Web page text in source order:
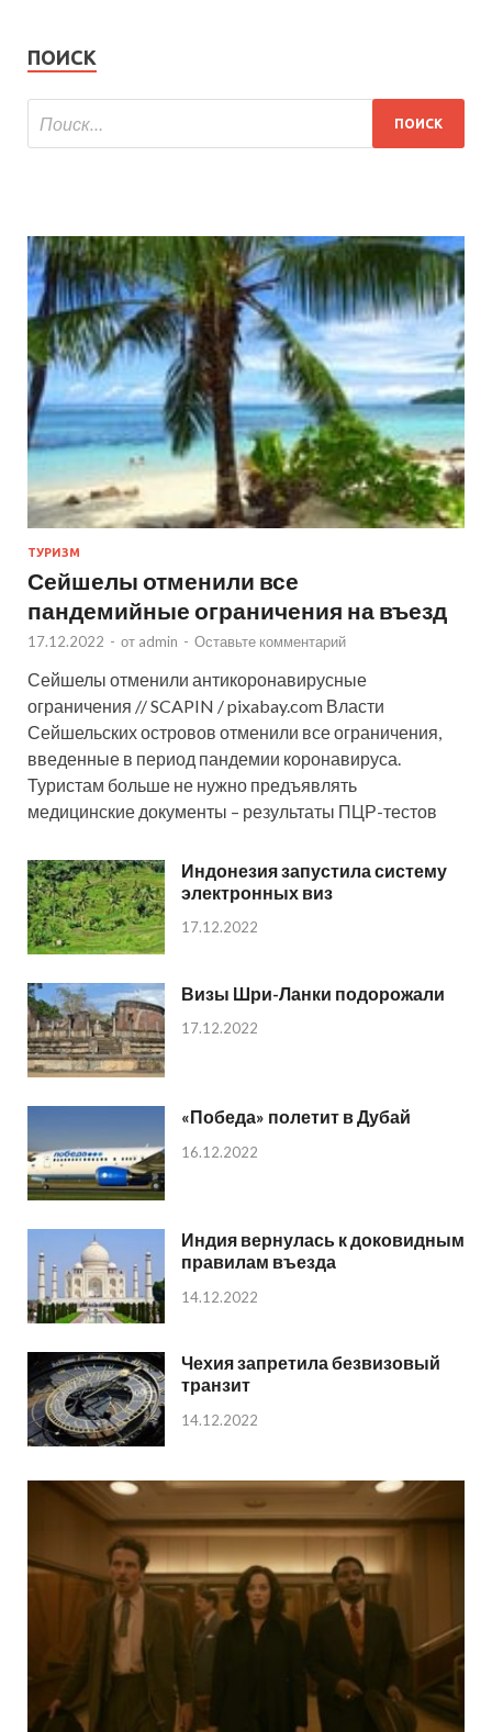
ПОИСК
ТУРИЗМ
Сейшелы отменили все
пандемийные ограничения на въезд
17.12.2022 - от admin - Оставьте комментарий
Сейшелы отменили антикоронавирусные
ограничения // SCAPIN / pixabay.com Власти
Сейшельских островов отменили все ограничения,
введенные в период пандемии коронавируса.
Туристам больше не нужно предъявлять
медицинские документы – результаты ПЦР-тестов
Индонезия запустила систему
электронных виз
17.12.2022
Визы Шри-Ланки подорожали
17.12.2022
«Победа» полетит в Дубай
16.12.2022
Индия вернулась к доковидным
правилам въезда
14.12.2022
Чехия запретила безвизовый
транзит
14.12.2022